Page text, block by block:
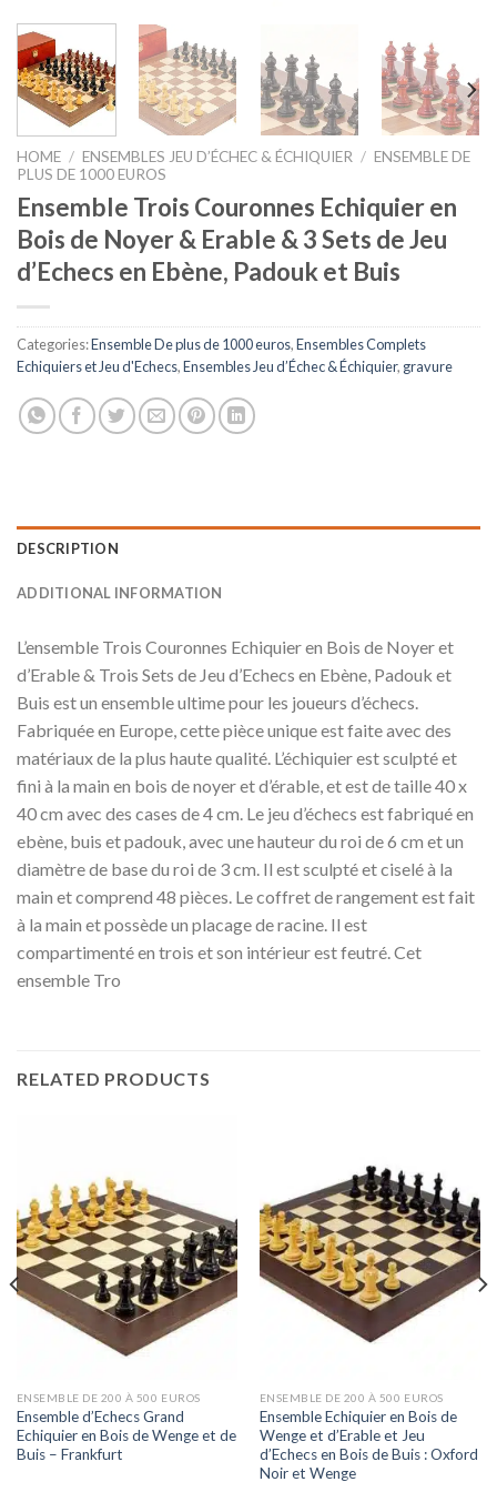
HOME / ENSEMBLES JEU D’ÉCHEC & ÉCHIQUIER / ENSEMBLE DE
PLUS DE 1000 EUROS
Ensemble Trois Couronnes Echiquier en
Bois de Noyer & Erable & 3 Sets de Jeu
d’Echecs en Ebène, Padouk et Buis
Categories:Ensemble De plus de 1000 euros,Ensembles Complets
Echiquiers et Jeu d'Echecs,Ensembles Jeu d’Échec & Échiquier, gravure
DESCRIPTION
ADDITIONAL INFORMATION
L’ensemble Trois Couronnes Echiquier en Bois de Noyer et
d’Erable & Trois Sets de Jeu d’Echecs en Ebène, Padouk et
Buis est un ensemble ultime pour les joueurs d’échecs.
Fabriquée en Europe, cette pièce unique est faite avec des
matériaux de la plus haute qualité. L’échiquier est sculpté et
fini à la main en bois de noyer et d’érable, et est de taille 40 x
40 cm avec des cases de 4 cm. Le jeu d’échecs est fabriqué en
ebène, buis et padouk, avec une hauteur du roi de 6 cm et un
diamètre de base du roi de 3 cm. Il est sculpté et ciselé à la
main et comprend 48 pièces. Le coffret de rangement est fait
à la main et possède un placage de racine. Il est
compartimenté en trois et son intérieur est feutré. Cet
ensemble Tro
RELATED PRODUCTS
ENSEMBLE DE 200 À 500 EUROS
Ensemble d’Echecs Grand
Echiquier en Bois de Wenge et de
Buis – Frankfurt
ENSEMBLE DE 200 À 500 EUROS
Ensemble Echiquier en Bois de
Wenge et d’Erable et Jeu
d’Echecs en Bois de Buis : Oxford
Noir et Wenge